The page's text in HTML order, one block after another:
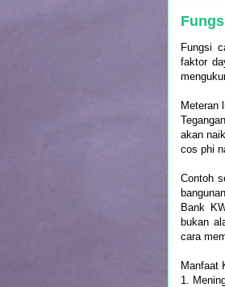
Fungsi
faktor
Meteran
akan
cos phi
Contoh
Bank
bukan
cara
Manfaat
1.